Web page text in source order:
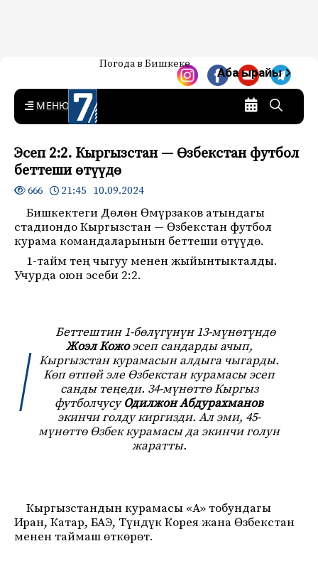
7-канал. Жаңылыктар —
Кыргызстан
Жаңылыктар — Кыргызстан
Погода в Бишкеке
Аба ырайы
MENU
Эсеп 2:2. Кыргызстан — Өзбекстан футбол
беттеши өтүүдө
666 21:45 10.09.2024
Бишкектеги Дөлөн Өмүрзаков атындагы
стадиондо Кыргызстан — Өзбекстан футбол
курама командаларынын беттеши өтүүдө.
1-тайм тең чыгуу менен жыйынтыкталды.
Учурда оюн эсеби 2:2.
Беттештин 1-бөлүгүнүн 13-мүнөтүндө
Жоэл Кожоэсеп сандарды ачып,
Кыргызстан курамасын алдыга чыгарды.
Көп өтпөй эле Өзбекстан курамасы эсеп
санды теңеди. 34-мүнөттө Кыргыз
футболчусуОдилжон Абдурахманов
экинчи голду киргизди. Ал эми, 45-
мүнөттө Өзбек курамасы да экинчи голун
жаратты.
Кыргызстандын курамасы «А» тобундагы
Иран, Катар, БАЭ, Түндүк Корея жана Өзбекстан
менен таймаш өткөрөт.